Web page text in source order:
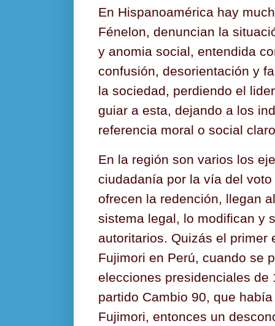
En Hispanoamérica hay
Fénelon, denuncian la
y anomia social, entendida
confusión, desorientación y
la sociedad, perdiendo el
guiar a esta, dejando a los
referencia moral o social
En la región son varios los
ciudadanía por la vía del
ofrecen la redención, llegan
sistema legal, lo modifican y
autoritarios. Quizás el primer
Fujimori en Perú, cuando se
elecciones presidenciales de
partido Cambio 90, que
Fujimori, entonces un